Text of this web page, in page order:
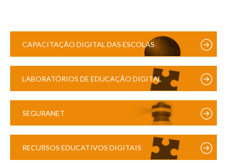
CAPACITAÇÃO DIGITAL DAS ESCOLAS
LABORATÓRIOS DE EDUCAÇÃO DIGITAL
SEGURANET
RECURSOS EDUCATIVOS DIGITAIS